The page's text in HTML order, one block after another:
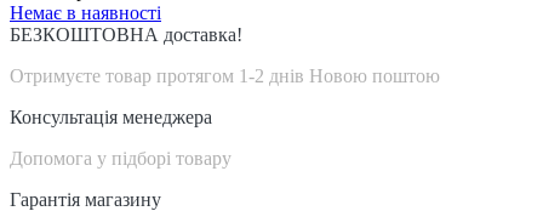
Немає в наявності
БЕЗКОШТОВНА доставка!
Отримуєте товар протягом 1-2 днів Новою поштою
Консультація менеджера
Допомога у підборі товару
Гарантія магазину